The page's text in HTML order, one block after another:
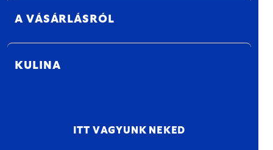
A VÁSÁRLÁSRÓL
KULINA
ITT VAGYUNK NEKED